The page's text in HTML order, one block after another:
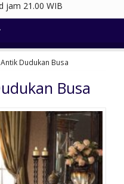
jam 21.00 WIB
Dudukan Busa
Busa